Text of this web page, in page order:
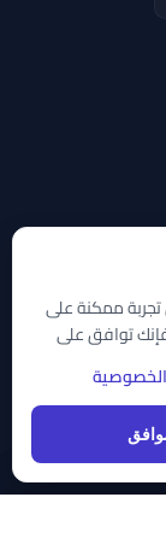
ممكنة على
توافق على